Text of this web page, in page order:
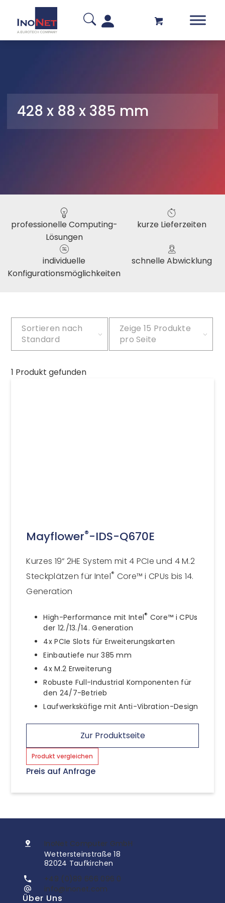
428 x 88 x 385 mm
professionelle Computing-
Lösungen
kurze Lieferzeiten
individuelle
Konfigurationsmöglichkeiten
schnelle Abwicklung
Sortieren nach
Standard
Zeige 15 Produkte
pro Seite
1 Produkt gefunden
Mayflower®-IDS-Q670E
Kurzes 19“ 2HE System mit 4 PCIe und 4 M.2
Steckplätzen für Intel® Core™ i CPUs bis 14.
Generation
High-Performance mit Intel® Core™ i CPUs
der 12./13./14. Generation
4x PCIe Slots für Erweiterungskarten
Einbautiefe nur 385 mm
4x M.2 Erweiterung
Robuste Full-Industrial Komponenten für
den 24/7-Betrieb
Laufwerkskäfige mit Anti-Vibration-Design
Zur Produktseite
Produkt vergleichen
Preis auf Anfrage
InoNet Computer GmbH
Wettersteinstraße 18
82024 Taufkirchen
+49 (0)89 666 096 0
info@inonet.com
Über Uns